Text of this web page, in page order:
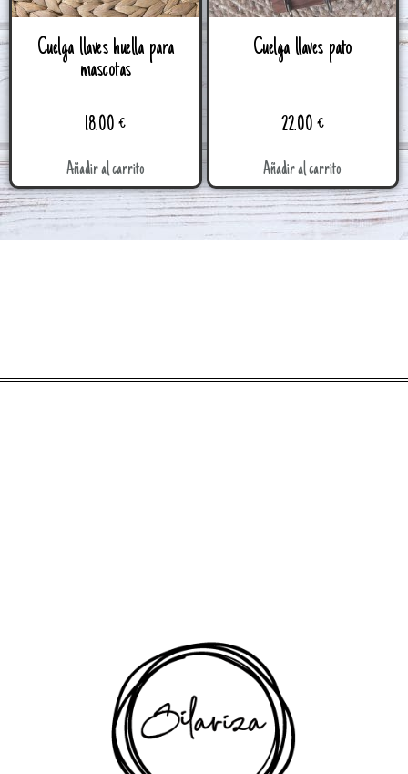
Cuelga llaves huella para
mascotas
18.00€
Añadir al carrito
Cuelga llaves pato
22.00 €
Añadir al carrito